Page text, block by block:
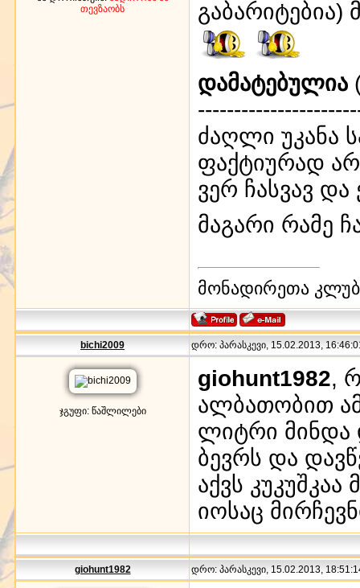
თევზაობს
დამატებულია
ძაღლი უკანა
ფაქტიურად
ვერ ჩასვავ
მაგარი რამე
მონადირეთა
bichi2009 დრო: პარასკევი, 15.02.2013,
ჯგუფი: წაშლილები
giohunt1982,
ალბათობით
ლიტრი მინდა
ბევრს და
აქვს
იოსაც
giohunt1982 დრო: პარასკევი, 15.02.2013,